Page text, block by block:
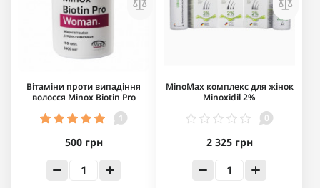
Вітаміни проти випадіння
волосся Minox Biotin Pro
1
500 грн
MinoMax комплекс для жінок
Minoxidil 2%
0
2 325 грн